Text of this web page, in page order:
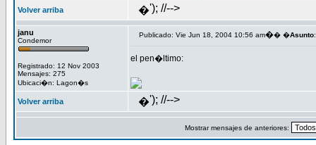
Volver arriba �'); //-->
janu
Condemor
Registrado: 12 Nov 2003
Mensajes: 275
Ubicaci�n: Lagon�s
Publicado: Vie Jun 18, 2004 10:56 am�� �Asunto:
el pen�ltimo:
Volver arriba �'); //-->
Mostrar mensajes de anteriores: